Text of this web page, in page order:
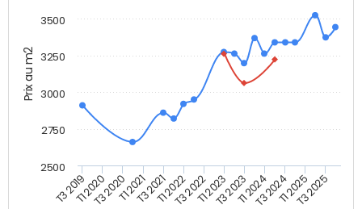
Prix au m2
T3 2019T1 2020T3 2020T1 2021T3 2021T1 2022T3 2022T1 2023T3 2023T1 2024T3 2024T1 2025T3 2025
2500
2750
3000
3250
3500